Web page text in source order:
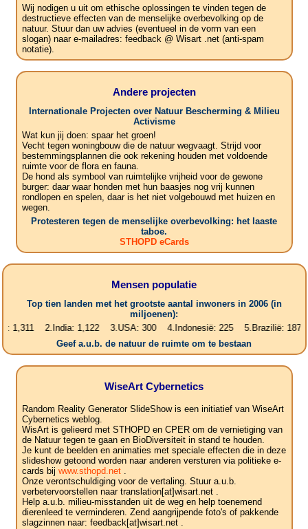
Wij nodigen u uit om ethische oplossingen te vinden tegen de
destructieve effecten van de menselijke overbevolking op de
natuur. Stuur dan uw advies (eventueel in de vorm van een
slogan) naar e-mailadres: feedback @ Wisart .net (anti-spam
notatie).
Andere projecten
Internationale Projecten over Natuur Bescherming & Milieu
Activisme
Wat kun jij doen: spaar het groen!
Vecht tegen woningbouw die de natuur wegvaagt. Strijd voor
bestemmingsplannen die ook rekening houden met voldoende
ruimte voor de flora en fauna.
De hond als symbool van ruimtelijke vrijheid voor de gewone
burger: daar waar honden met hun baasjes nog vrij kunnen
rondlopen en spelen, daar is het niet volgebouwd met huizen en
wegen.
Protesteren tegen de menselijke overbevolking: het laaste
taboe.
STHOPD eCards
Mensen populatie
Top tien landen met het grootste aantal inwoners in 2006 (in
miljoenen):
2.India: 1,122 3.USA: 300 4.Indonesië: 225 5.Brazilië: 187
Geef a.u.b. de natuur de ruimte om te bestaan
WiseArt Cybernetics
Random Reality Generator SlideShow is een initiatief van WiseArt
Cybernetics weblog.
WisArt is gelieerd met STHOPD en CPER om de vernietiging van
de Natuur tegen te gaan en BioDiversiteit in stand te houden.
Je kunt de beelden en animaties met speciale effecten die in deze
slideshow getoond worden naar anderen versturen via politieke e-
cards bij www.sthopd.net.
Onze verontschuldiging voor de vertaling. Stuur a.u.b.
verbetervoorstellen naar translation[at]wisart.net .
Help a.u.b. milieu-misstanden uit de weg en help toenemend
dierenleed te verminderen. Zend aangrijpende foto's of pakkende
slagzinnen naar: feedback[at]wisart.net .